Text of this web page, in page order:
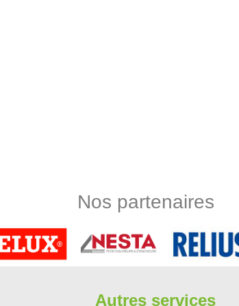
Nos partenaires
Autres services